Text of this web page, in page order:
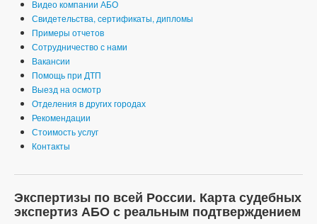
Видео компании АБО
Свидетельства, сертификаты, дипломы
Примеры отчетов
Сотрудничество с нами
Вакансии
Помощь при ДТП
Выезд на осмотр
Отделения в других городах
Рекомендации
Стоимость услуг
Контакты
Экспертизы по всей России. Карта судебных
экспертиз АБО с реальным подтверждением